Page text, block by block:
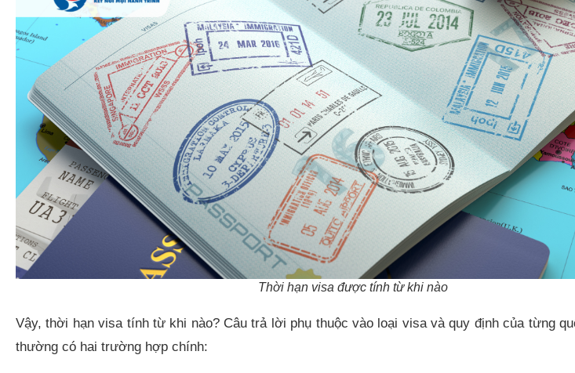
Thời hạn visa được tính từ khi nào
Vậy, thời hạn visa tính từ khi nào? Câu trả lời phụ thuộc vào loại visa và quy định của từng
thường có hai trường hợp chính: